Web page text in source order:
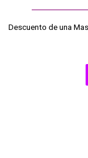
Descuento de una